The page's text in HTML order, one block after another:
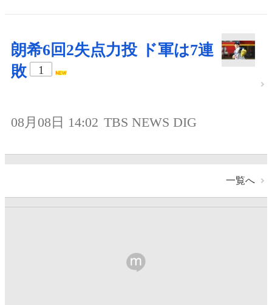
朗希6回2失点力投 ド軍は7連
敗
1
08月08日 14:02 TBS NEWS DIG
一覧へ